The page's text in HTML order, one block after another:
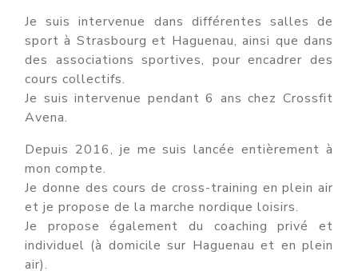
Je suis intervenue dans différentes salles de
sport à Strasbourg et Haguenau, ainsi que dans
des associations sportives, pour encadrer des
cours collectifs.
Je suis intervenue pendant 6 ans chez Crossfit
Avena.
Depuis 2016, je me suis lancée entièrement à
mon compte.
Je donne des cours de cross-training en plein air
et je propose de la marche nordique loisirs.
Je propose également du coaching privé et
individuel (à domicile sur Haguenau et en plein
air).